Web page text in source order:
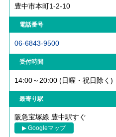
豊中市本町1-2-10
電話番号
06-6843-9500
受付時間
14:00～20:00 (日曜・祝日除く)
最寄り駅
阪急宝塚線 豊中駅すぐ
▶ Googleマップ